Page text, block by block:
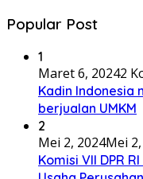
Popular Post
1
Maret 6, 20242
Kadin Indonesia
berjualan UMKM
2
Mei 2, 2024Mei
Komisi VII DPR